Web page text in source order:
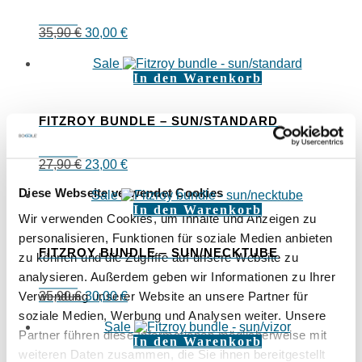
Diese Webseite verwendet Cookies
Wir verwenden Cookies, um Inhalte und Anzeigen zu
personalisieren, Funktionen für soziale Medien anbieten
zu können und die Zugriffe auf unsere Website zu
analysieren. Außerdem geben wir Informationen zu Ihrer
Verwendung unserer Website an unsere Partner für
soziale Medien, Werbung und Analysen weiter. Unsere
Partner führen diese Informationen möglicherweise mit
weiteren Daten zusammen, die Sie ihnen bereitgestellt
35,90€ Ursprünglicher
war:
30,00 €Aktueller
ist:
30,00 €.
Sale
In den Warenkorb
FITZROY BUNDLE – SUN/STANDARD
27,90€ Ursprünglicher
war:
23,00 €Aktueller
ist:
23,00 €.
Sale
In den Warenkorb
FITZROY BUNDLE – SUN/NECKTUBE
35,90€Ursprünglicher
Preis
war:
35,90 €
30,00€Aktueller
Preis
ist:
30,00 €.
Sale
In den Warenkorb